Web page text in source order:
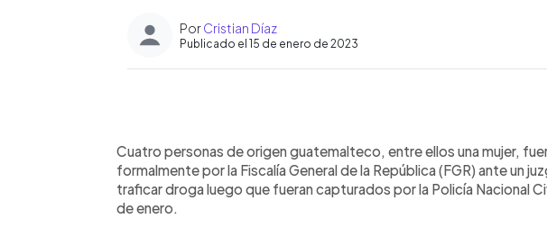
PorCristian Díaz
Publicado el 15 de enero de 2023
Escuchar artículo
Cuatro personas de origen guatemalteco, entre ellos una mujer,
formalmente por la Fiscalía General de la República (FGR) ante un
traficar droga luego que fueran capturados por la Policía Nacional
de enero.